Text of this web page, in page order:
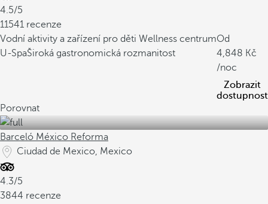
4.5/5
11541 recenze
Vodní aktivity a zařízení pro děti Wellness centrum
U-SpaŠiroká gastronomická rozmanitost
Od
4,848
/noc
Zobrazit
dostupnost
Porovnat
Barceló México Reforma
Ciudad de Mexico, Mexico
4.3/5
3844 recenze